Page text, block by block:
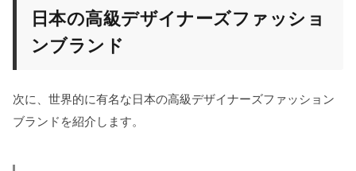
日本の高級デザイナーズファッショ
ンブランド
次に、世界的に有名な日本の高級デザイナーズファッション
ブランドを紹介します。